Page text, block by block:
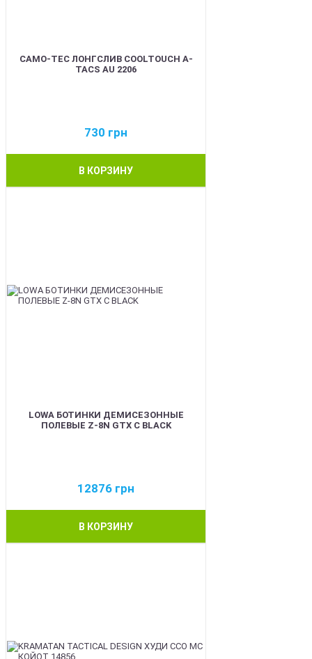
CAMO-TEC ЛОНГСЛИВ COOLTOUCH A-
TACS AU 2206
730 грн
В КОРЗИНУ
LOWA БОТИНКИ ДЕМИСЕЗОННЫЕ
ПОЛЕВЫЕ Z-8N GTX C BLACK
12876 грн
В КОРЗИНУ